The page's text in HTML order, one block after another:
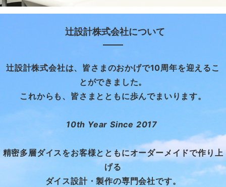
辻設計株式会社について
辻設計株式会社は、皆さまのおかげで10周年を迎えるこ
とができました。
これからも、皆さまとともに歩んでまいります。
10th Year Since 2017
精密多層ダイスをお客様とともにオーダーメイドで作り上
げる
ダイス設計・製作の専門会社です。